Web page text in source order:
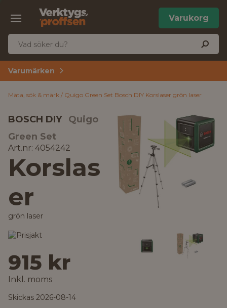
Varukorg
Varumärken
Mäta, sök & märk Quigo Green Set Bosch DIY Korslaser grön laser
BOSCH DIY
Quigo
Green Set
Art.nr: 4054242
Korslas
er
grön laser
915 kr
Inkl. moms
Skickas 2026-08-14